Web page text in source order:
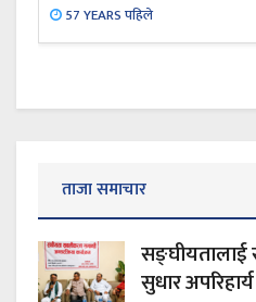
57 YEARS पहिले
ताजा समाचार
सुधार अपरिहार्य